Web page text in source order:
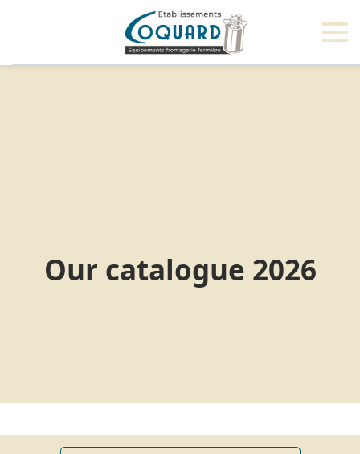
Our catalogue 2026